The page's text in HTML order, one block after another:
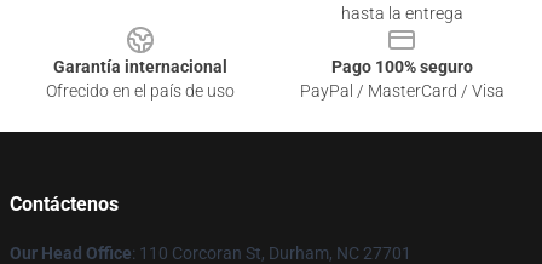
hasta la entrega
Garantía internacional
Ofrecido en el país de uso
Pago 100% seguro
PayPal / MasterCard / Visa
Contáctenos
Our Head Office: 110 Corcoran St, Durham, NC 27701